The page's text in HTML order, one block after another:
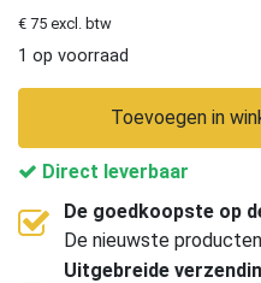
€ 75 excl. btw
1 op voorraad
Toevoegen in
Direct leverbaar
De goedkoopste op
De nieuwste
Uitgebreide